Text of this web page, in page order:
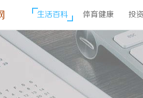
生活百科 体育健康 投